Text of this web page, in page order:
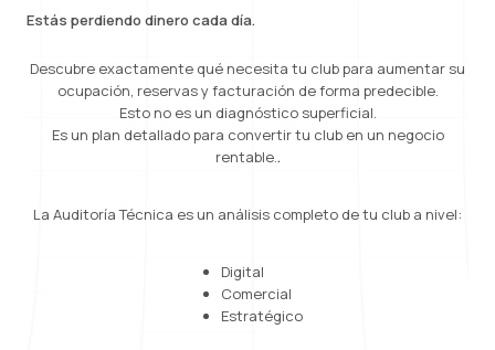
Estás perdiendo dinero cada día.
Descubre exactamente qué necesita tu club para aumentar su
ocupación, reservas y facturación de forma predecible.
Esto no es un diagnóstico superficial.
Es un plan detallado para convertir tu club en un negocio
rentable..
La Auditoría Técnica es un análisis completo de tu club a nivel:
Digital
Comercial
Estratégico